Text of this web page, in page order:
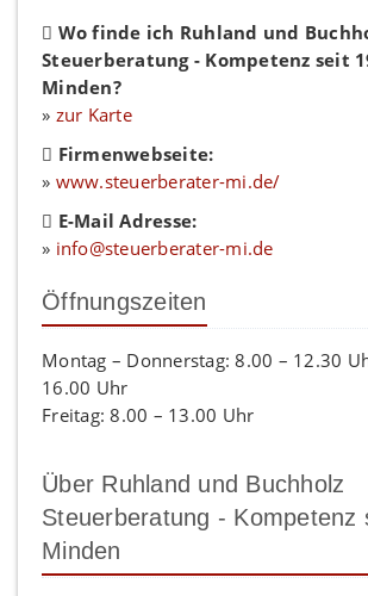
Wo finde ich Ruhland und
Steuerberatung - Kompetenz seit
Minden?
» zur Karte
Firmenwebseite:
» www.steuerberater-mi.de/
E-Mail Adresse:
» info@steuerberater-mi.de
Öffnungszeiten
Montag – Donnerstag: 8.00 – 12.30
16.00 Uhr
Freitag: 8.00 – 13.00 Uhr
Über Ruhland und Buchholz
Steuerberatung - Kompetenz
Minden